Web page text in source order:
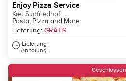
Enjoy Pizza Service
Kiel Südfriedhof
Pasta, Pizza and More
Lieferung: GRATIS
Lieferung:
Abholung:
Geschlossen